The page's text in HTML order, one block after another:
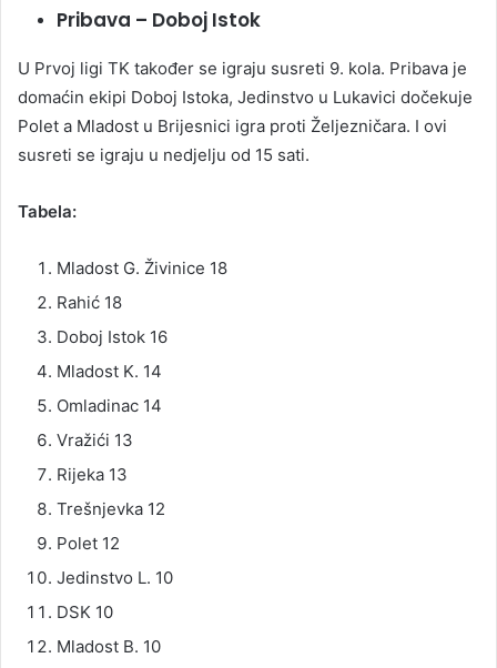
Pribava – Doboj Istok
U Prvoj ligi TK također se igraju susreti 9. kola. Pribava je
domaćin ekipi Doboj Istoka, Jedinstvo u Lukavici dočekuje
Polet a Mladost u Brijesnici igra proti Željezničara. I ovi
susreti se igraju u nedjelju od 15 sati.
Tabela:
Mladost G. Živinice 18
Rahić 18
Doboj Istok 16
Mladost K. 14
Omladinac 14
Vražići 13
Rijeka 13
Trešnjevka 12
Polet 12
Jedinstvo L. 10
DSK 10
Mladost B. 10